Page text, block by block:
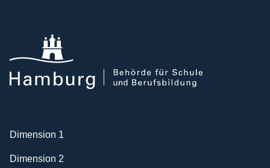
Dimension 1
Dimension 2